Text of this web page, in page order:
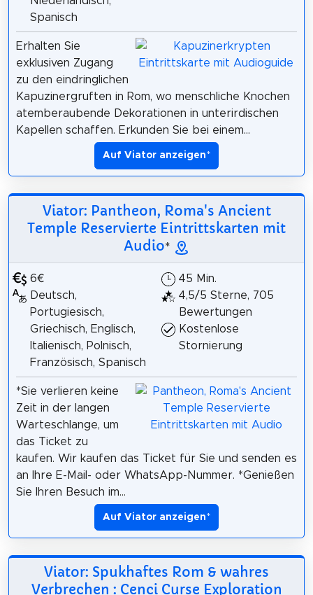
Spanisch
Erhalten Sie
exklusiven Zugang
zu den eindringlichen
Kapuzinergruften in Rom, wo menschliche Knochen
atemberaubende Dekorationen in unterirdischen
Kapellen schaffen. Erkunden Sie bei einem...
Auf Viator anzeigen*
Viator: Pantheon, Roma's Ancient
Temple Reservierte Eintrittskarten mit
Audio*
6€
Deutsch,
Portugiesisch,
Griechisch, Englisch,
Italienisch, Polnisch,
Französisch, Spanisch
45 Min.
4,5/5 Sterne, 705
Bewertungen
Kostenlose
Stornierung
*Sie verlieren keine
Zeit in der langen
Warteschlange, um
das Ticket zu
kaufen. Wir kaufen das Ticket für Sie und senden es
an Ihre E-Mail- oder WhatsApp-Nummer. *Genießen
Sie Ihren Besuch im...
Auf Viator anzeigen*
Viator: Spukhaftes Rom & wahres
Verbrechen : Cenci Curse Exploration